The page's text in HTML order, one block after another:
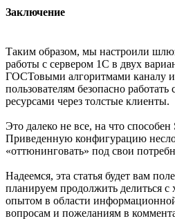
Заключение
Таким образом, мы настроили
работы с сервером 1С в двух
ГОСТовыми алгоритмами каналу
пользователям безопасно
ресурсами через толстые клиенты.
Это далеко не все, на что
Приведенную конфигурацию
«оттюнинговать» под свои
Надеемся, эта статья будет вам
планируем продолжить делиться
опытом в области
вопросам и пожеланиям в